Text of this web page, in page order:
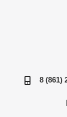
8 (861)